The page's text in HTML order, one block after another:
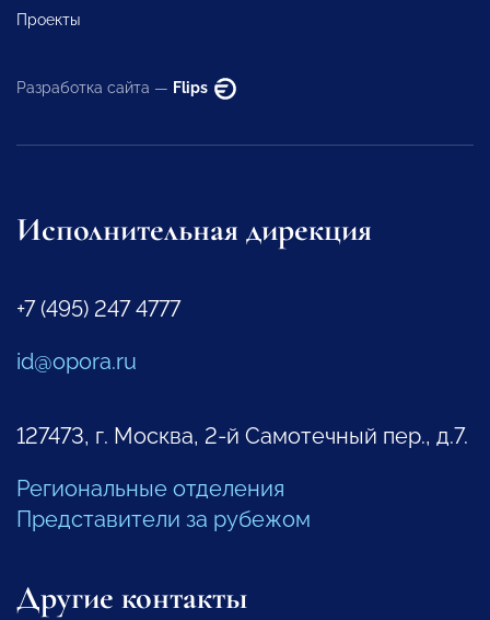
Проекты
Разработка сайта — Flips
Исполнительная дирекция
+7 (495) 247 4777
id@opora.ru
127473, г. Москва, 2-й Самотечный пер., д.7.
Региональные отделения
Представители за рубежом
Другие контакты